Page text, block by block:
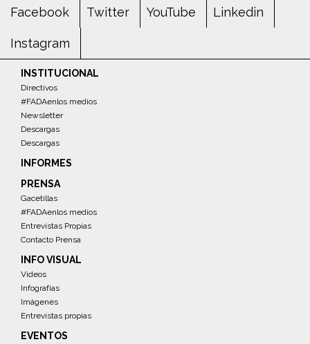
Facebook Twitter YouTube Linkedin
Instagram
INSTITUCIONAL
Directivos
#FADAenlos medios
Newsletter
Descargas
Descargas
INFORMES
PRENSA
Gacetillas
#FADAenlos medios
Entrevistas Propias
Contacto Prensa
INFO VISUAL
Videos
Infografías
Imágenes
Entrevistas propias
EVENTOS